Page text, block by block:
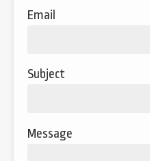
Email
Subject
Message